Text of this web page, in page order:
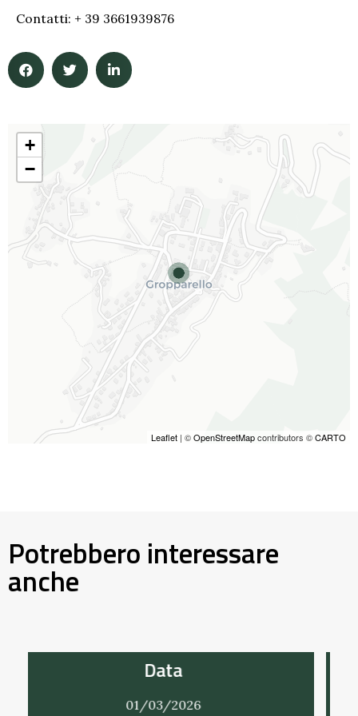
Contatti: + 39 3661939876
+
−
Leaflet | ©OpenStreetMapcontributors ©CARTO
Potrebbero interessare
anche
Data
01/03/2026